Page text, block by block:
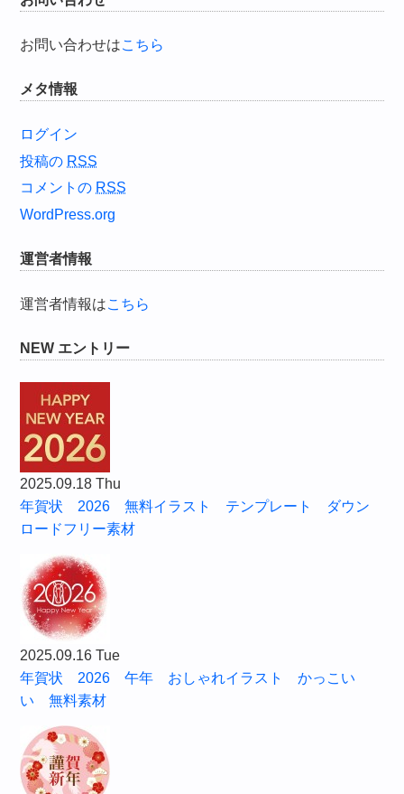
お問い合わせはこちら
メタ情報
ログイン
投稿の RSS
コメントの RSS
WordPress.org
運営者情報
運営者情報はこちら
NEW エントリー
2025.09.18 Thu
年賀状 2026 無料イラスト テンプレート ダウン
ロードフリー素材
2025.09.16 Tue
年賀状 2026 午年 おしゃれイラスト かっこい
い 無料素材